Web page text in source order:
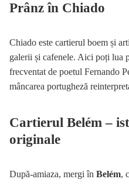
Prânz în Chiado
Chiado este cartierul boem și
galerii și cafenele. Aici poți lua
frecventat de poetul Fernando
mâncarea portugheză
Cartierul Belém –
originale
După-amiaza, mergi în Belém,